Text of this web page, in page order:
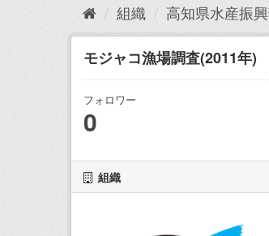
組織 高知県水産振
モジャコ漁場調査(2011年)
フォロワー
0
組織